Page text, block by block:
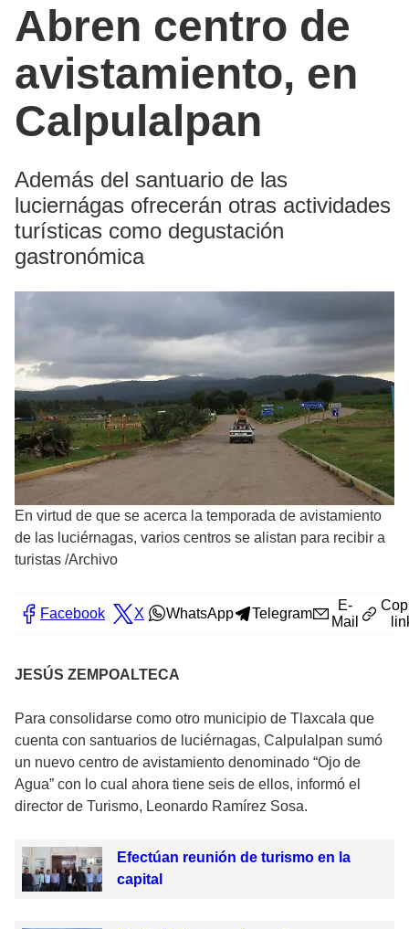
Abren centro de
avistamiento, en
Calpulalpan
Además del santuario de las
luciernágas ofrecerán otras actividades
turísticas como degustación
gastronómica
En virtud de que se acerca la temporada de avistamiento
de las luciérnagas, varios centros se alistan para recibir a
turistas /Archivo
Facebook X WhatsApp Telegram
E-
Mail
JESÚS ZEMPOALTECA
Para consolidarse como otro municipio de Tlaxcala que
cuenta con santuarios de luciérnagas, Calpulalpan sumó
un nuevo centro de avistamiento denominado “Ojo de
Agua” con lo cual ahora tiene seis de ellos, informó el
director de Turismo, Leonardo Ramírez Sosa.
Efectúan reunión de turismo en la
capital